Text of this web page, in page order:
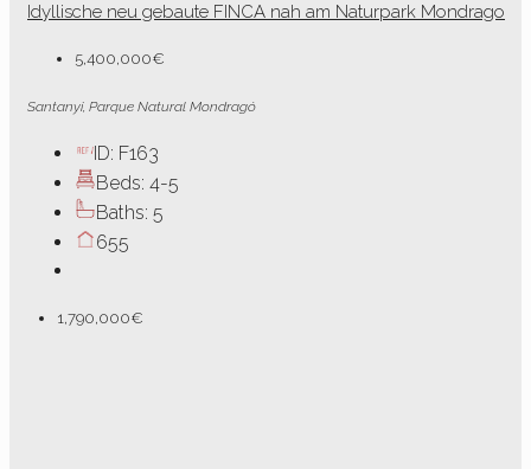
Idyllische neu gebaute FINCA nah am Naturpark Mondrago
5,400,000€
Santanyi, Parque Natural Mondragó
ID: F163
Beds: 4-5
Baths: 5
655
1,790,000€